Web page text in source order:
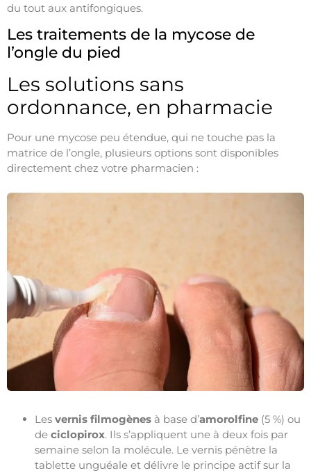
du tout aux antifongiques.
Les traitements de la mycose de
l’ongle du pied
Les solutions sans
ordonnance, en pharmacie
Pour une mycose peu étendue, qui ne touche pas la
matrice de l’ongle, plusieurs options sont disponibles
directement chez votre pharmacien :
Les vernis filmogènes à base d’amorolfine (5 %) ou
de ciclopirox. Ils s’appliquent une à deux fois par
semaine selon la molécule. Le vernis pénètre la
tablette unguéale et délivre le principe actif sur la